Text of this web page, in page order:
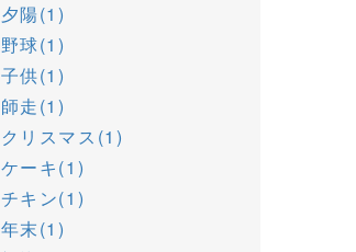
夕陽(1)
野球(1)
子供(1)
師走(1)
クリスマス(1)
ケーキ(1)
チキン(1)
年末(1)